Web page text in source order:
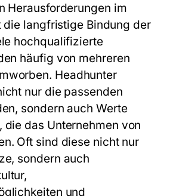
Herausforderungen im
die langfristige Bindung der
hochqualifizierte
häufig von mehreren
Headhunter
nur die passenden
sondern auch Werte
die das Unternehmen von
Oft sind diese nicht nur
sondern auch
und